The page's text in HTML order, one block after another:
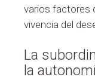
varios factores
vivencia del
La
la